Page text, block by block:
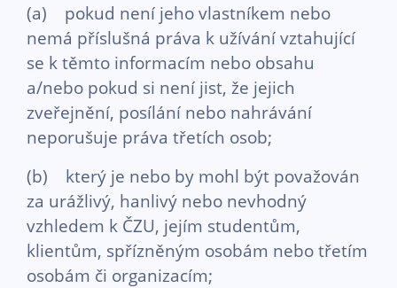
(a) pokud není jeho vlastníkem nebo
nemá příslušná práva k užívání vztahující
se k těmto informacím nebo obsahu
a/nebo pokud si není jist, že jejich
zveřejnění, posílání nebo nahrávání
neporušuje práva třetích osob;
(b) který je nebo by mohl být považován
za urážlivý, hanlivý nebo nevhodný
vzhledem k ČZU, jejím studentům,
klientům, spřízněným osobám nebo třetím
osobám či organizacím;